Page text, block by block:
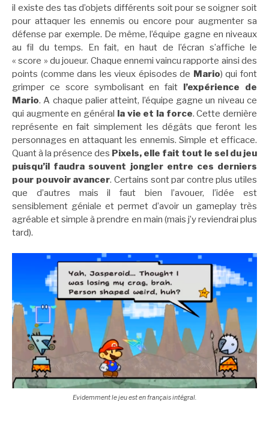
il existe des tas d’objets différents soit pour se soigner soit
pour attaquer les ennemis ou encore pour augmenter sa
défense par exemple. De même, l’équipe gagne en niveaux
au fil du temps. En fait, en haut de l’écran s’affiche le
« score » du joueur. Chaque ennemi vaincu rapporte ainsi des
points (comme dans les vieux épisodes de Mario) qui font
grimper ce score symbolisant en fait
l’expérience de
Mario. A chaque palier atteint, l’équipe gagne un niveau ce
qui augmente en général
la vie et la force. Cette dernière
représente en fait simplement les dégâts que feront les
personnages en attaquant les ennemis. Simple et efficace.
Quant à la présence des Pixels, elle fait tout le sel du jeu
puisqu’il faudra souvent jongler entre ces derniers
pour pouvoir avancer. Certains sont par contre plus utiles
que d’autres mais il faut bien l’avouer, l’idée est
sensiblement géniale et permet d’avoir un gameplay très
agréable et simple à prendre en main (mais j’y reviendrai plus
tard).
Evidemment le jeu est en français intégral.